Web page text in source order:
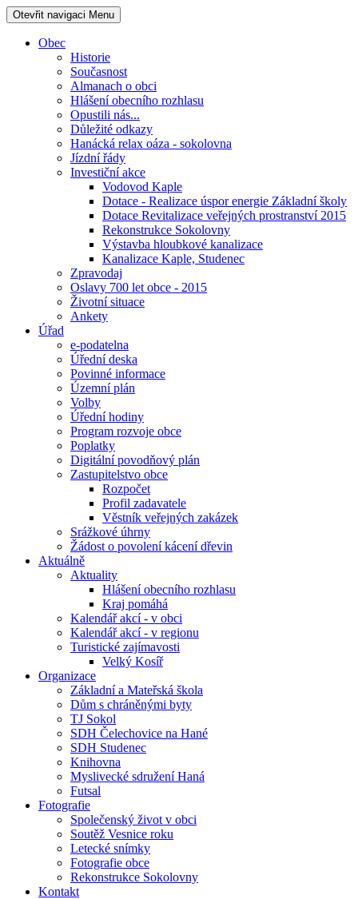
Otevřit navigaci Menu
Obec
Historie
Současnost
Almanach o obci
Hlášení obecního rozhlasu
Opustili nás...
Důležité odkazy
Hanácká relax oáza - sokolovna
Jízdní řády
Investiční akce
Vodovod Kaple
Dotace - Realizace úspor energie Základní školy
Dotace Revitalizace veřejných prostranství 2015
Rekonstrukce Sokolovny
Výstavba hloubkové kanalizace
Kanalizace Kaple, Studenec
Zpravodaj
Oslavy 700 let obce - 2015
Životní situace
Ankety
Úřad
e-podatelna
Úřední deska
Povinné informace
Územní plán
Volby
Úřední hodiny
Program rozvoje obce
Poplatky
Digitální povodňový plán
Zastupitelstvo obce
Rozpočet
Profil zadavatele
Věstník veřejných zakázek
Srážkové úhrny
Žádost o povolení kácení dřevin
Aktuálně
Aktuality
Hlášení obecního rozhlasu
Kraj pomáhá
Kalendář akcí - v obci
Kalendář akcí - v regionu
Turistické zajímavosti
Velký Kosíř
Organizace
Základní a Mateřská škola
Dům s chráněnými byty
TJ Sokol
SDH Čelechovice na Hané
SDH Studenec
Knihovna
Myslivecké sdružení Haná
Futsal
Fotografie
Společenský život v obci
Soutěž Vesnice roku
Letecké snímky
Fotografie obce
Rekonstrukce Sokolovny
Kontakt